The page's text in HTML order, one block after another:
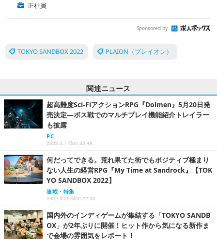
正社員
Sponsored by
TOKYO SANDBOX 2022 PLAION（プレイオン）
関連ニュース
超高難度Sci-FiアクションRPG『Dolmen』5月20日発
売決定―ボス戦でのマルチプレイ機能紹介トレイラー
も披露
PC
2022.3.7 Mon 22:49
何だってできる。荒れ果てた街でもポジティブ極まり
ない人生の経営RPG『My Time at Sandrock』【TOK
YO SANDBOX 2022】
連載・特集
2022.4.25 Mon 22:30
国内外のインディゲームが集結する「TOKYO SANDB
OX」が2年ぶりに開催！ヒット作から気になる新作ま
で会場の雰囲気をレポート！